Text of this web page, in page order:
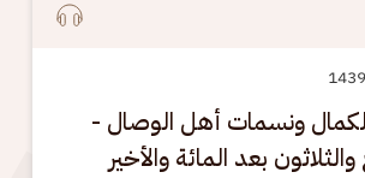
ونسمات أهل الوصال -
بعد المائة والأخير